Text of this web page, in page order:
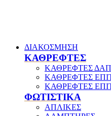
ΔΙΑΚΟΣΜΗΣΗ
ΚΑΘΡΕΦΤΕΣ
ΚΑΘΡΕΦΤΕΣ
ΚΑΘΡΕΦΤΕΣ
ΚΑΘΡΕΦΤΕΣ
ΦΩΤΙΣΤΙΚΑ
ΑΠΛΙΚΕΣ